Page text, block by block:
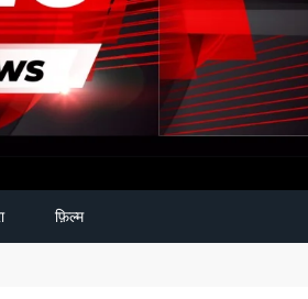
फ़िल्म
Stakes Document Logistics